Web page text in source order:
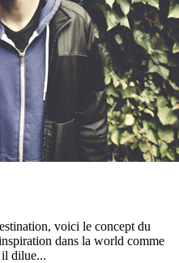
voici le concept du
dans la world comme
dilue...